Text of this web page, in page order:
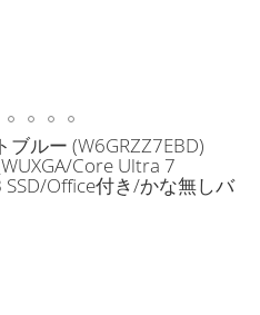
ルー (W6GRZZ7EBD)
Core Ultra 7
Office付き/かな無しバ